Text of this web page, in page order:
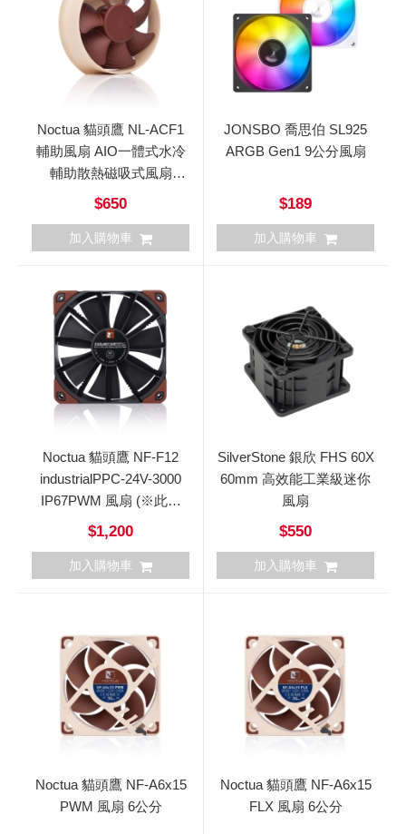
Noctua 貓頭鷹 NL-ACF1
輔助風扇 AIO一體式水冷
輔助散熱磁吸式風扇
80mm
$650
加入購物車
JONSBO 喬思伯 SL925
ARGB Gen1 9公分風扇
$189
加入購物車
Noctua 貓頭鷹 NF-F12
industrialPPC-24V-3000
IP67PWM 風扇 (※此為
24V風扇※)
$1,200
加入購物車
SilverStone 銀欣 FHS 60X
60mm 高效能工業級迷你
風扇
$550
加入購物車
Noctua 貓頭鷹 NF-A6x15
PWM 風扇 6公分
Noctua 貓頭鷹 NF-A6x15
FLX 風扇 6公分